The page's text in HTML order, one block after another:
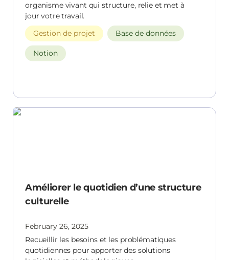
organisme vivant qui structure, relie et met à
jour votre travail.
Gestion de projet
Base de données
Notion
Améliorer le quotidien d’une structure culturelle
Améliorer le quotidien d’une structure
culturelle
February 26, 2025
Recueillir les besoins et les problématiques
quotidiennes pour apporter des solutions